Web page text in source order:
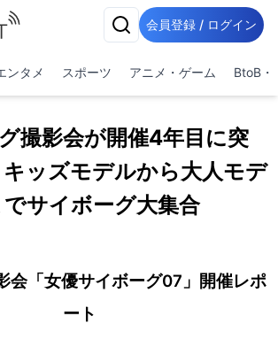
会員登録 / ログイン
ンタメ スポーツ アニメ・ゲーム BtoB・
撮影会が開催4年目に突
キッズモデルから大人モデ
サイボーグ大集合
会「女優サイボーグ07」開催レポ
ート